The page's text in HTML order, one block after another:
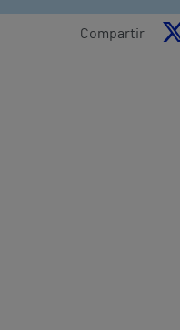
Compartir